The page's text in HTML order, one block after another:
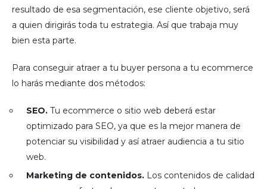
resultado de esa segmentación, ese cliente objetivo, será
a quien dirigirás toda tu estrategia. Así que trabaja muy
bien esta parte.
Para conseguir atraer a tu buyer persona a tu ecommerce
lo harás mediante dos métodos:
SEO. Tu ecommerce o sitio web deberá estar
optimizado para SEO, ya que es la mejor manera de
potenciar su visibilidad y así atraer audiencia a tu sitio
web.
Marketing de contenidos. Los contenidos de calidad